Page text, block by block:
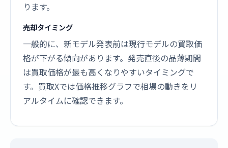
ります。
売却タイミング
一般的に、新モデル発表前は現行モデルの買取価
格が下がる傾向があります。発売直後の品薄期間
は買取価格が最も高くなりやすいタイミングで
す。買取Xでは価格推移グラフで相場の動きをリ
アルタイムに確認できます。